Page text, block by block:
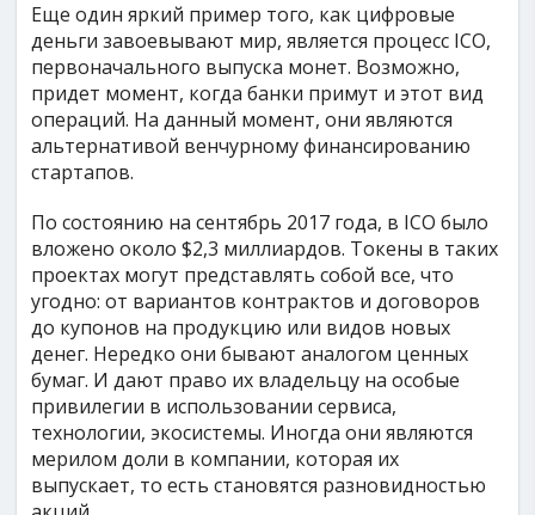
Еще один яркий пример того, как цифровые
деньги завоевывают мир, является процесс ICO,
первоначального выпуска монет. Возможно,
придет момент, когда банки примут и этот вид
операций. На данный момент, они являются
альтернативой венчурному финансированию
стартапов.
По состоянию на сентябрь 2017 года, в ICO было
вложено около $2,3 миллиардов. Токены в таких
проектах могут представлять собой все, что
угодно: от вариантов контрактов и договоров
до купонов на продукцию или видов новых
денег. Нередко они бывают аналогом ценных
бумаг. И дают право их владельцу на особые
привилегии в использовании сервиса,
технологии, экосистемы. Иногда они являются
мерилом доли в компании, которая их
выпускает, то есть становятся разновидностью